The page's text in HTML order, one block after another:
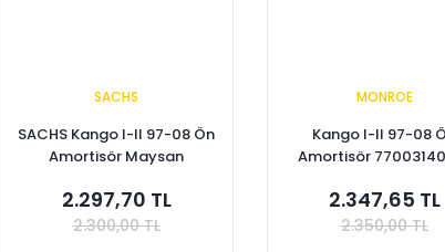
SACHS
SACHS Kango I-II 97-08 Ön
Amortisör Maysan
2.297,70 TL
2.300,00 TL
MONROE
Kango I-II 97-08
Amortisör
2.347,65 TL
2.350,00 TL